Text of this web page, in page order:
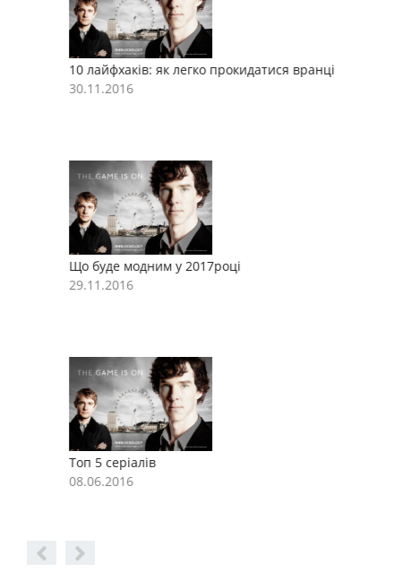
10 лайфхаків: як легко прокидатися вранці
30.11.2016
Що буде модним у 2017році
29.11.2016
Топ 5 серіалів
08.06.2016